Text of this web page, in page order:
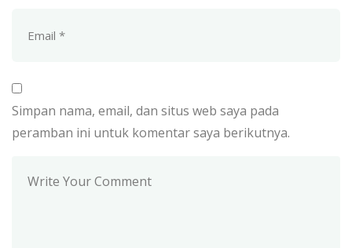
Simpan nama, email, dan situs web saya pada
peramban ini untuk komentar saya berikutnya.